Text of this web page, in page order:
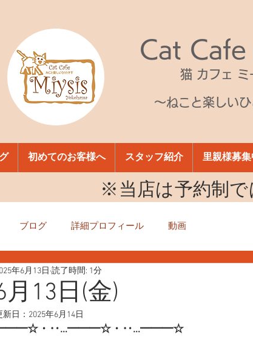
Cat Cafe
猫 カフェ ミ
～ねこと楽しい
初めてのお客様へ スタッフ紹介 里親様募集
​※当店は予約制で
ブログ 詳細プロフィール 動画
月13日(金)
年6月13日 読了時間: 1分
新日： 2025年6月14日
・‥…━━━☆・‥…━━━☆